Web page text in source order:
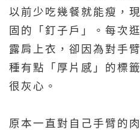
以前少吃幾餐就能瘦，
固的「釘子戶」。每次
露肩上衣，卻因為對手
種有點「厚片感」的標
很灰心。
原本一直對自己手臂的